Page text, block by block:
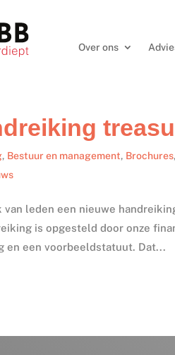
Over ons
, Bestuur en management, Brochures
van leden een nieuwe
is opgesteld door onze
en een voorbeeldstatuut. Dat...